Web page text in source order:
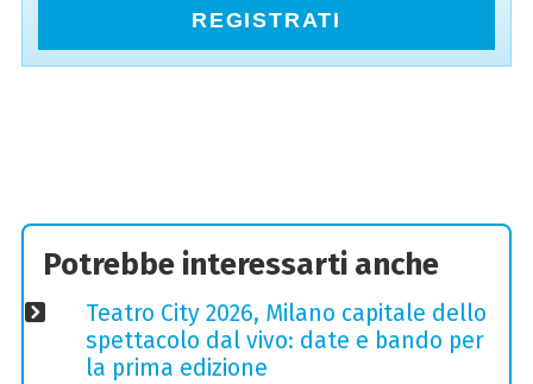
REGISTRATI
Potrebbe interessarti anche
Teatro City 2026, Milano capitale dello
spettacolo dal vivo: date e bando per
la prima edizione